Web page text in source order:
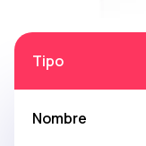
Tipo
Nombre